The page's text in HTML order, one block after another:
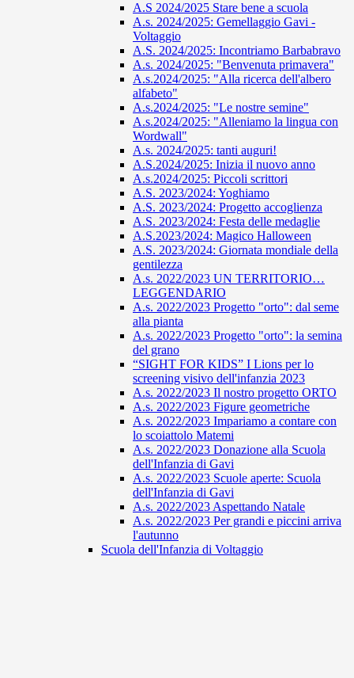
A.S 2024/2025 Stare bene a scuola
A.s. 2024/2025: Gemellaggio Gavi -
Voltaggio
A.S. 2024/2025: Incontriamo Barbabravo
A.s. 2024/2025: "Benvenuta primavera"
A.s.2024/2025: "Alla ricerca dell'albero
alfabeto"
A.s.2024/2025: "Le nostre semine"
A.s.2024/2025: "Alleniamo la lingua con
Wordwall"
A.s. 2024/2025: tanti auguri!
A.S.2024/2025: Inizia il nuovo anno
A.s.2024/2025: Piccoli scrittori
A.S. 2023/2024: Yoghiamo
A.S. 2023/2024: Progetto accoglienza
A.S. 2023/2024: Festa delle medaglie
A.S.2023/2024: Magico Halloween
A.S. 2023/2024: Giornata mondiale della
gentilezza
A.s. 2022/2023 UN TERRITORIO…
LEGGENDARIO
A.s. 2022/2023 Progetto "orto": dal seme
alla pianta
A.s. 2022/2023 Progetto "orto": la semina
del grano
“SIGHT FOR KIDS” I Lions per lo
screening visivo dell'infanzia 2023
A.s. 2022/2023 Il nostro progetto ORTO
A.s. 2022/2023 Figure geometriche
A.s. 2022/2023 Impariamo a contare con
lo scoiattolo Matemi
A.s. 2022/2023 Donazione alla Scuola
dell'Infanzia di Gavi
A.s. 2022/2023 Scuole aperte: Scuola
dell'Infanzia di Gavi
A.s. 2022/2023 Aspettando Natale
A.s. 2022/2023 Per grandi e piccini arriva
l'autunno
Scuola dell'Infanzia di Voltaggio